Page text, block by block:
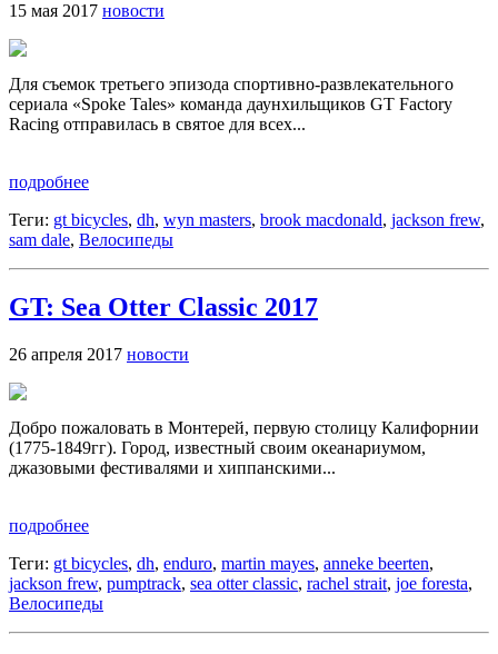
15 мая 2017 новости
Для съемок третьего эпизода спортивно-развлекательного
сериала «Spoke Tales» команда даунхильщиков GT Factory
Racing отправилась в святое для всех...
подробнее
Теги: gt bicycles, dh, wyn masters, brook macdonald, jackson frew,
sam dale, Велосипеды
GT: Sea Otter Classic 2017
26 апреля 2017 новости
Добро пожаловать в Монтерей, первую столицу Калифорнии
(1775-1849гг). Город, известный своим океанариумом,
джазовыми фестивалями и хиппанскими...
подробнее
Теги: gt bicycles, dh, enduro, martin mayes, anneke beerten,
jackson frew, pumptrack, sea otter classic, rachel strait, joe foresta,
Велосипеды